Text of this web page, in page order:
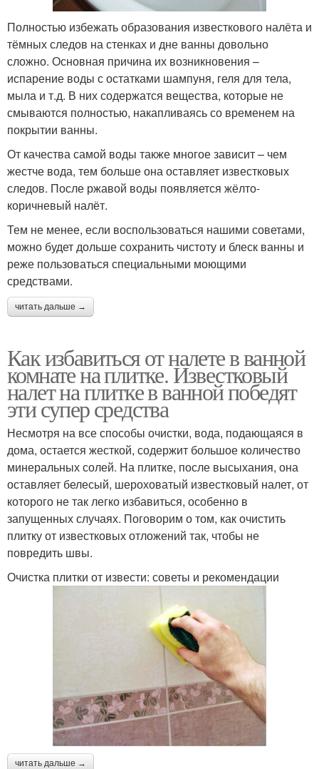
Полностью избежать образования известкового налёта и
тёмных следов на стенках и дне ванны довольно
сложно. Основная причина их возникновения –
испарение воды с остатками шампуня, геля для тела,
мыла и т.д. В них содержатся вещества, которые не
смываются полностью, накапливаясь со временем на
покрытии ванны.
От качества самой воды также многое зависит – чем
жестче вода, тем больше она оставляет известковых
следов. После ржавой воды появляется жёлто-
коричневый налёт.
Тем не менее, если воспользоваться нашими советами,
можно будет дольше сохранить чистоту и блеск ванны и
реже пользоваться специальными моющими
средствами.
читать дальше →
Как избавиться от налете в ванной
комнате на плитке. Известковый
налет на плитке в ванной победят
эти супер средства
Несмотря на все способы очистки, вода, подающаяся в
дома, остается жесткой, содержит большое количество
минеральных солей. На плитке, после высыхания, она
оставляет белесый, шероховатый известковый налет, от
которого не так легко избавиться, особенно в
запущенных случаях. Поговорим о том, как очистить
плитку от известковых отложений так, чтобы не
повредить швы.
Очистка плитки от извести: советы и рекомендации
читать дальше →